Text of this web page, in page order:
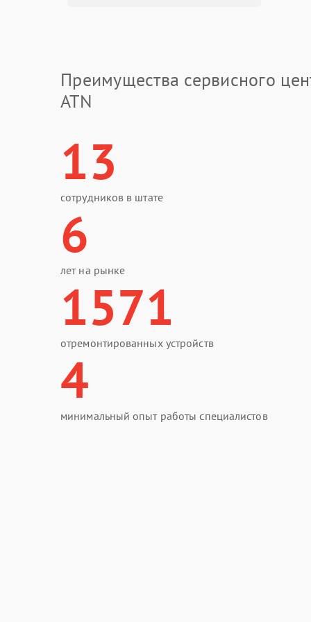
Преимущества сервисного
ATN
13
сотрудников в штате
6
лет на рынке
1571
отремонтированных устройств
4
минимальный опыт работы специалистов